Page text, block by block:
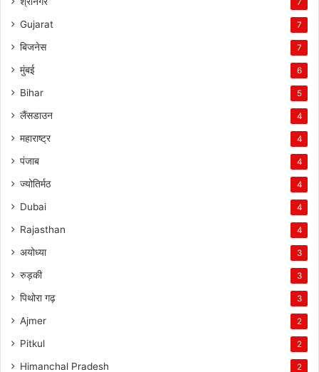
Gujarat 7
बिजनेस 7
मुंबई 6
Bihar 5
लैंसडाउन 4
महाराष्ट्र 4
पंजाब 4
ज्योतिर्मठ 4
Dubai 4
Rajasthan 4
अयोध्या 3
रुड़की 3
पिथोरा गढ़ 3
Ajmer 2
Pitkul 2
Himanchal Pradesh 2